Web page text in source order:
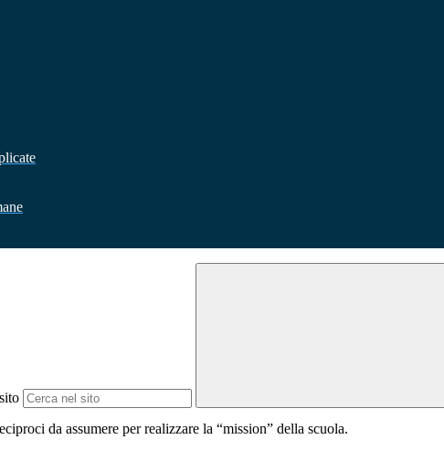
da assumere per realizzare la “mission” della scuola.